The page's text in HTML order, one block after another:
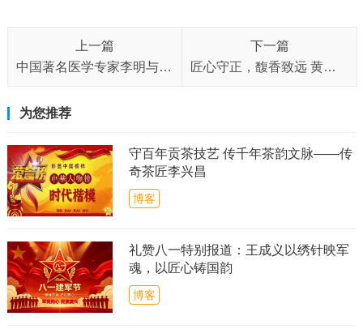
上一篇
中国著名医学专家李明与他的龙凤福寿参传奇
下一篇
匠心守正，馥香致远 黄文宏先生与中国白酒的新质生产力突围
为您推荐
守百年贡茶技艺 传千年茶韵文脉——传
奇茶匠李兴昌
博客
礼赞八一特别报道：王成义以绣针映军
魂，以匠心铸国韵
博客